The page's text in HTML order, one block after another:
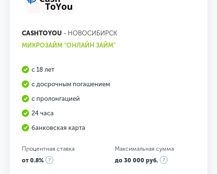
CASHTOYOU - НОВОСИБИРСК
МИКРОЗАЙМ "ОНЛАЙН ЗАЙМ"
с 18 лет
с досрочным погашением
с пролонгацией
24 часа
банковская карта
Процентная ставка
от 0.8%
Максимальная сумма
до 30 000 руб.